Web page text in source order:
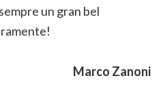
un gran bel
Marco Zanoni